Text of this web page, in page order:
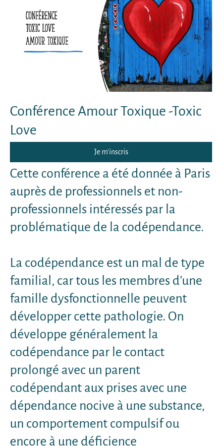
Conférence Amour Toxique -Toxic
Love
Je m'inscris
Cette conférence a été donnée à Paris
auprès de professionnels et non-
professionnels intéressés par la
problématique de la codépendance.
La codépendance est un mal de type
familial, car tous les membres d’une
famille dysfonctionnelle peuvent
développer cette pathologie. On
développe généralement la
codépendance par le contact
prolongé avec un parent
codépendant aux prises avec une
dépendance nocive à une substance,
un comportement compulsif ou
encore à une déficience